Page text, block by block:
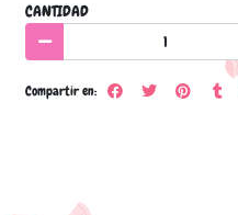
CANTIDAD
Compartir en: